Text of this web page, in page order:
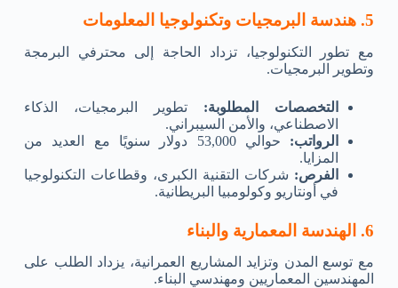
5. هندسة البرمجيات وتكنولوجيا المعلومات
مع تطور التكنولوجيا، تزداد الحاجة إلى محترفي البرمجة
وتطوير البرمجيات.
التخصصات المطلوبة: تطوير البرمجيات، الذكاء
الاصطناعي، والأمن السيبراني.
الرواتب:
حوالي 53,000 دولار سنويًا مع العديد من
المزايا.
الفرص: شركات التقنية الكبرى، وقطاعات التكنولوجيا
في أونتاريو وكولومبيا البريطانية.
6. الهندسة المعمارية والبناء
مع توسع المدن وتزايد المشاريع العمرانية، يزداد الطلب على
المهندسين المعماريين ومهندسي البناء.